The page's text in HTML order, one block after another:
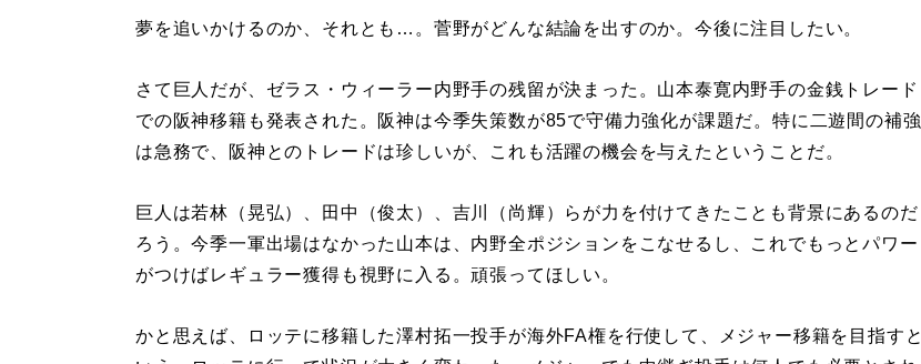
夢を追いかけるのか、それとも…。菅野がどんな結論を出すのか。今後に注目したい。
さて巨人だが、ゼラス・ウィーラー内野手の残留が決まった。山本泰寛内野手の金銭トレード
での阪神移籍も発表された。阪神は今季失策数が85で守備力強化が課題だ。特に二遊間の補強
は急務で、阪神とのトレードは珍しいが、これも活躍の機会を与えたということだ。
巨人は若林（晃弘）、田中（俊太）、吉川（尚輝）らが力を付けてきたことも背景にあるのだ
ろう。今季一軍出場はなかった山本は、内野全ポジションをこなせるし、これでもっとパワー
がつけばレギュラー獲得も視野に入る。頑張ってほしい。
かと思えば、ロッテに移籍した澤村拓一投手が海外FA権を行使して、メジャー移籍を目指すと